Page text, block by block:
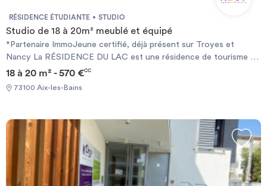
RÉSIDENCE ÉTUDIANTE STUDIO
Studio de 18 à 20m² meublé et équipé
*Partenaire ImmoJeune certifié, déjà présent sur Troyes et
Nancy La RÉSIDENCE DU LAC est une résidence de tourisme 3
étoiles. Elle dispose d’une situation et d’un cadre incomparables à
50 m de l’eau face à l’Esplanade du Lac du Bourget. La résidence
s’intègre dans un quartier récent et arboré, proche des
d’Aix-les-Bains.
18 à 20 m² - 570 €CC
73100 Aix-les-Bains